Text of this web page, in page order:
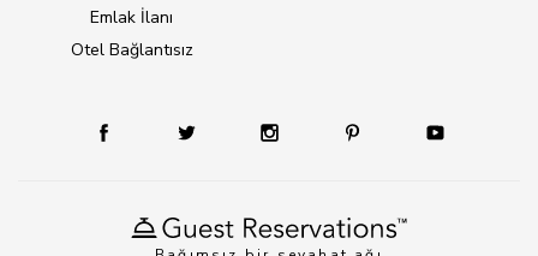
Emlak İlanı
Otel Bağlantısız